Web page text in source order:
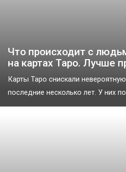
Что происходит с
на картах Таро. Лучше
Карты Таро снискали
последние несколько лет. У них